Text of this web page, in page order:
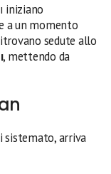
iniziano
a un momento
sedute allo
, mettendo da
sistemato, arriva